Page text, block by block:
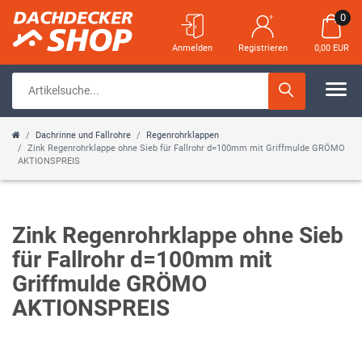
Anmelden Registrieren
0
0,00 EUR
Dachrinne und Fallrohre
Regenrohrklappen
Zink Regenrohrklappe ohne Sieb für Fallrohr d=100mm mit Griffmulde GRÖMO
AKTIONSPREIS
Zink Regenrohrklappe ohne Sieb
für Fallrohr d=100mm mit
Griffmulde GRÖMO
AKTIONSPREIS